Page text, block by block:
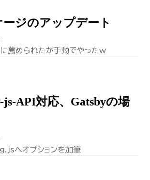
ジのアップデート
められたが手動でやったw
js-API対応、Gatsbyの場
へオプションを加筆